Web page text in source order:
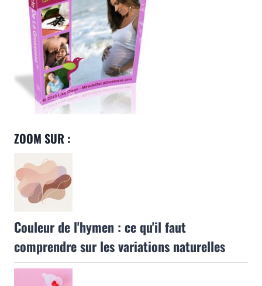
FEMMES
ZOOM SUR :
Couleur de l'hymen : ce qu'il faut
comprendre sur les variations naturelles